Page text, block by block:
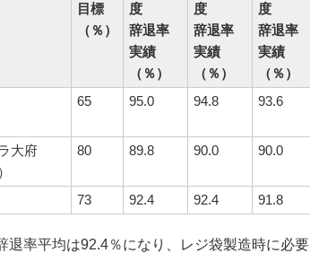
目標
（％）
度
辞退率
実績
（％）
度
辞退率
実績
（％）
度
辞退率
実績
（％）
65 95.0 94.8 93.6
大府
80 89.8 90.0 90.0
73 92.4 92.4 91.8
率平均は92.4％になり、レジ袋製造時に必要